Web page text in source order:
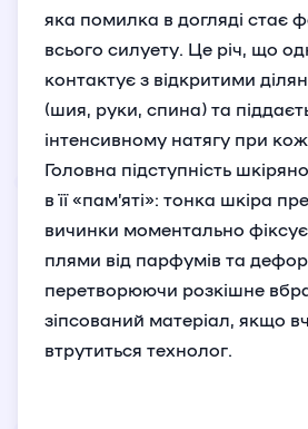
яка помилка в догляді стає
всього силуету. Це річ, що
контактує з відкритими
(шия, руки, спина) та
інтенсивному натягу при
Головна підступність
в її «пам’яті»: тонка шкіра
вичинки моментально
плями від парфумів та
перетворюючи розкішне
зіпсований матеріал, якщо
втрутиться технолог.